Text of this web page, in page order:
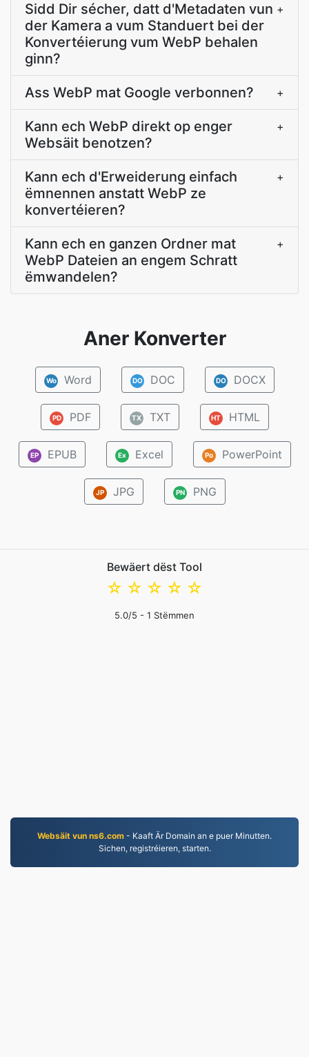
Sidd Dir sécher, datt d'Metadaten vun
der Kamera a vum Standuert bei der
Konvertéierung vum WebP behalen
ginn?
+
Ass WebP mat Google verbonnen? +
Kann ech WebP direkt op enger
Websäit benotzen?
+
Kann ech d'Erweiderung einfach
ëmnennen anstatt WebP ze
konvertéieren?
+
Kann ech en ganzen Ordner mat
WebP Dateien an engem Schratt
ëmwandelen?
+
Aner Konverter
Wo Word DO DOC DO DOCX
PD PDF TX TXT HT HTML
EP EPUB Ex Excel Po PowerPoint
JP JPG PN PNG
Bewäert dëst Tool
☆
☆
☆
☆
☆
5.0/5 - 1 Stëmmen
Websäit vun ns6.com - Kaaft Är Domain an e puer Minutten.
Sichen, registréieren, starten.